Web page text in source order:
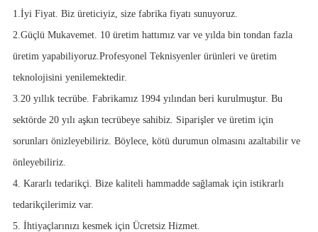
1.İyi Fiyat. Biz üreticiyiz, size fabrika fiyatı sunuyoruz.
2.Güçlü Mukavemet. 10 üretim hattımız var ve yılda bin tondan fazla
üretim yapabiliyoruz.Profesyonel Teknisyenler ürünleri ve üretim
teknolojisini yenilemektedir.
3.20 yıllık tecrübe. Fabrikamız 1994 yılından beri kurulmuştur. Bu
sektörde 20 yılı aşkın tecrübeye sahibiz. Siparişler ve üretim için
sorunları önizleyebiliriz. Böylece, kötü durumun olmasını azaltabilir ve
önleyebiliriz.
4. Kararlı tedarikçi. Bize kaliteli hammadde sağlamak için istikrarlı
tedarikçilerimiz var.
5. İhtiyaçlarınızı kesmek için Ücretsiz Hizmet.